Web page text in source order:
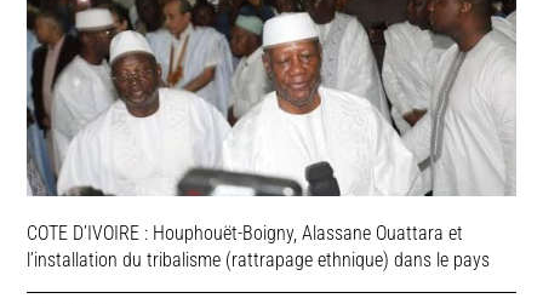
COTE D’IVOIRE : Houphouët-Boigny, Alassane Ouattara et
l’installation du tribalisme (rattrapage ethnique) dans le pays